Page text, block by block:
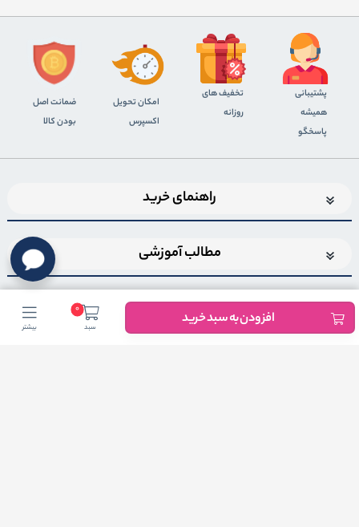
افزودن به سبد خرید 0
سبد بیشتر
پشتیبانی
همیشه
پاسخگو
تخفیف های
روزانه
اﻣﮑﺎن ﺗﺤﻮﯾﻞ
اﮐﺴﭙﺮس
ضمانت اصل
بودن کالا
راهنمای خرید
مطالب آموزشی